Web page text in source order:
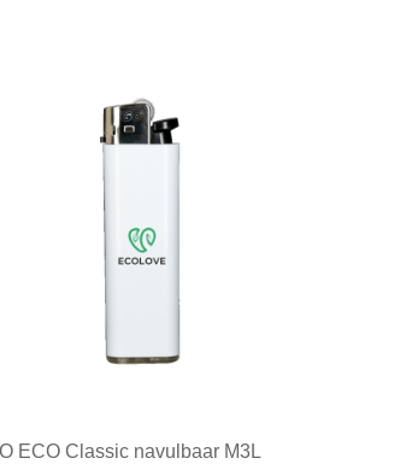
Minimale afname: 100
ECO Classic navulbaar M3L